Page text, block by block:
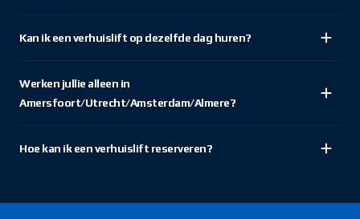
Kan ik een verhuislift op dezelfde dag huren?
Werken jullie alleen in
Amersfoort/Utrecht/Amsterdam/Almere?
Hoe kan ik een verhuislift reserveren?